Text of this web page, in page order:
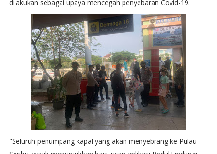
dilakukan sebagai upaya mencegah penyebaran Covid-19.
"Seluruh penumpang kapal yang akan menyebrang ke Pulau